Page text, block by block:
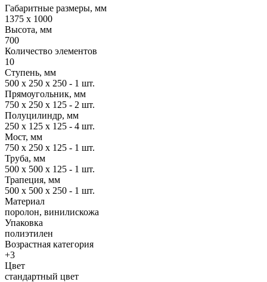
Габаритные размеры, мм
1375 x 1000
Высота, мм
700
Количество элементов
10
Ступень, мм
500 x 250 x 250 - 1 шт.
Прямоугольник, мм
750 x 250 x 125 - 2 шт.
Полуцилиндр, мм
250 x 125 x 125 - 4 шт.
Мост, мм
750 х 250 x 125 - 1 шт.
Труба, мм
500 х 500 x 125 - 1 шт.
Трапеция, мм
500 х 500 x 250 - 1 шт.
Материал
поролон, винилискожа
Упаковка
полиэтилен
Возрастная категория
+3
Цвет
стандартный цвет